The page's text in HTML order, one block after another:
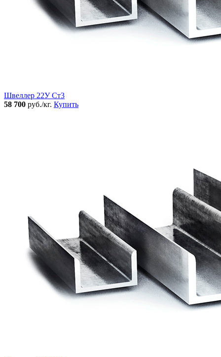
Швеллер 22У Ст3
58 700 руб./кг. Купить